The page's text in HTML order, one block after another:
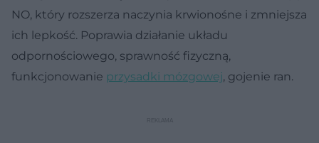
NO, który rozszerza naczynia krwionośne i zmniejsza
ich lepkość. Poprawia działanie układu
odpornościowego, sprawność fizyczną,
funkcjonowanie przysadki mózgowej, gojenie ran.